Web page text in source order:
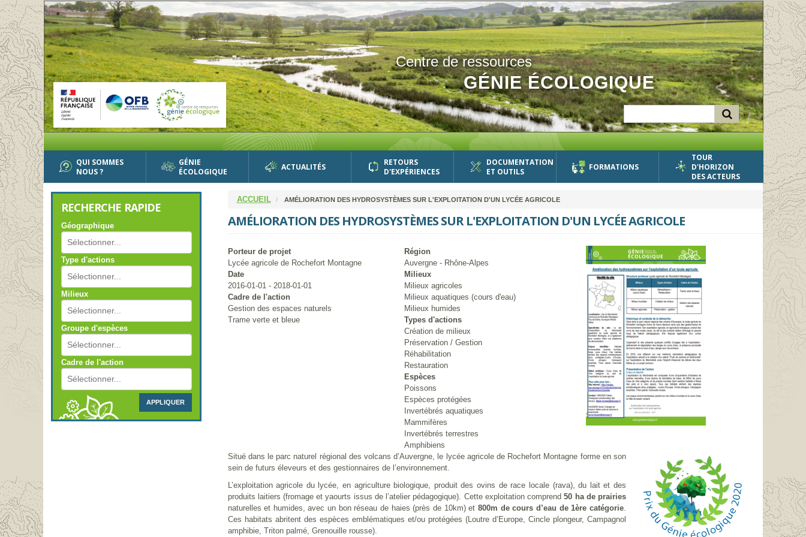
Aller
au
contenu
principal
Centre de ressources
GÉNIE ÉCOLOGIQUE
QUI SOMMES
NOUS ?
GÉNIE
ÉCOLOGIQUE
ACTUALITÉS
RETOURS
D'EXPÉRIENCES
DOCUMENTATION
ET OUTILS
FORMATIONS
TOUR
D'HORIZON
DES ACTEURS
RECHERCHE RAPIDE
Géographique
Type d'actions
Milieux
Groupe d'espèces
Cadre de l'action
APPLIQUER
ACCUEIL AMÉLIORATION DES HYDROSYSTÈMES SUR L'EXPLOITATION D'UN LYCÉE AGRICOLE
AMÉLIORATION DES HYDROSYSTÈMES SUR L'EXPLOITATION D'UN LYCÉE AGRICOLE
Porteur de projet
Lycée agricole de Rochefort Montagne
Date
2016-01-01 - 2018-01-01
Cadre de l'action
Gestion des espaces naturels
Trame verte et bleue
Région
Auvergne - Rhône-Alpes
Milieux
Milieux agricoles
Milieux aquatiques (cours d'eau)
Milieux humides
Types d'actions
Création de milieux
Préservation / Gestion
Réhabilitation
Restauration
Espèces
Poissons
Espèces protégées
Invertébrés aquatiques
Mammifères
Invertébrés terrestres
Amphibiens
Situé dans le parc naturel régional des volcans d’Auvergne, le lycée agricole de Rochefort Montagne forme en son
sein de futurs éleveurs et des gestionnaires de l’environnement.
L’exploitation agricole du lycée, en agriculture biologique, produit des ovins de race locale (rava), du lait et des
produits laitiers (fromage et yaourts issus de l’atelier pédagogique). Cette exploitation comprend50 ha de prairies
naturelles et humides, avec un bon réseau de haies (près de 10km) et800m de cours d’eau de 1ère catégorie
Ces habitats abritent des espèces emblématiques et/ou protégées (Loutre d’Europe, Cincle plongeur, Campagnol
amphibie, Triton palmé, Grenouille rousse).